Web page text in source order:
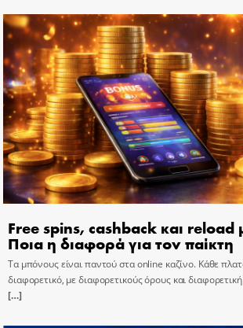
Free spins, cashback και reload
Ποια η διαφορά για τον παίκτη
Τα μπόνους είναι παντού στα online καζίνο. Κάθε
διαφορετικό, με διαφορετικούς όρους και
[…]